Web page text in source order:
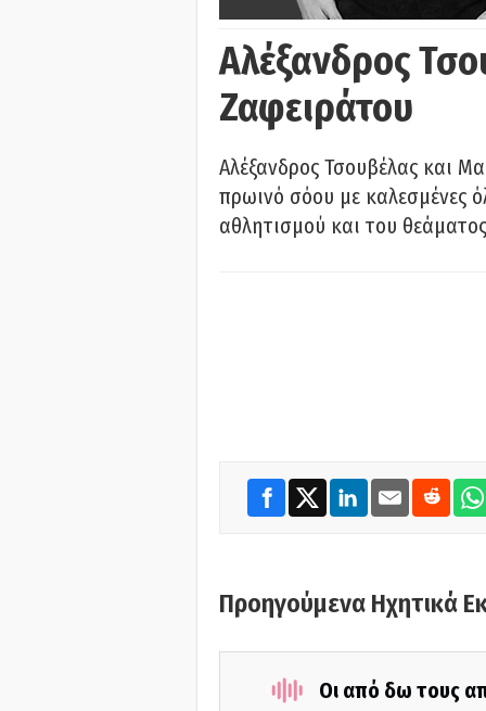
Αλέξανδρος
Ζαφειράτου
Αλέξανδρος Τσουβέλας και
πρωινό σόου με καλεσμένες
αθλητισμού και του
Προηγούμενα Ηχητικά
Οι από δω τους